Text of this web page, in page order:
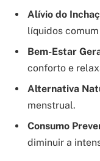
Alívio do
líquidos
Bem-Estar
conforto e
Alternativa
menstrual.
Consumo
diminuir a